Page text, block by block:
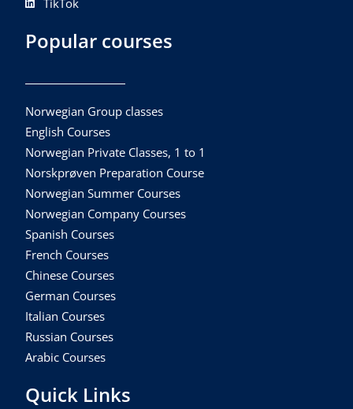
TikTok
Popular courses
Norwegian Group classes
English Courses
Norwegian Private Classes, 1 to 1
Norskprøven Preparation Course
Norwegian Summer Courses
Norwegian Company Courses
Spanish Courses
French Courses
Chinese Courses
German Courses
Italian Courses
Russian Courses
Arabic Courses
Quick Links